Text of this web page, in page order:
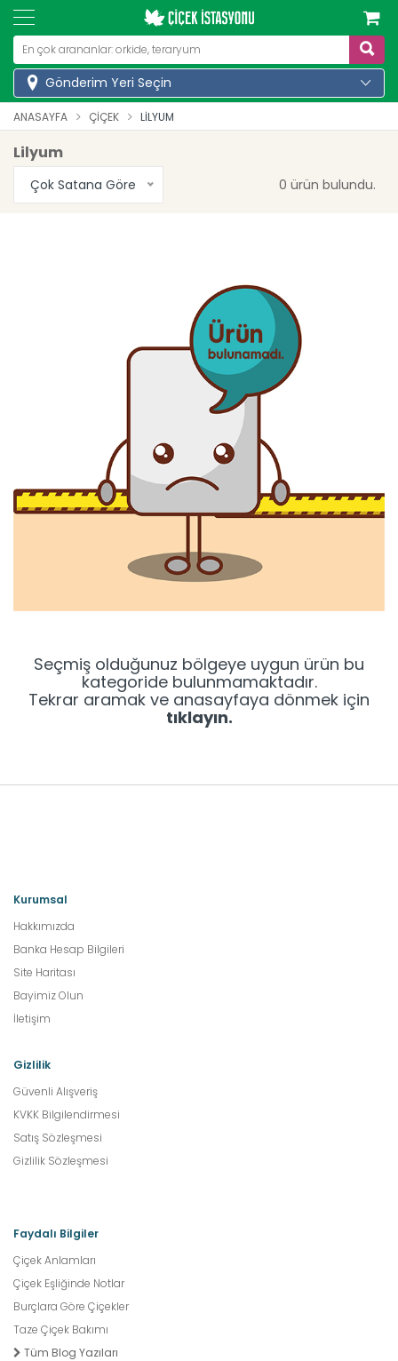
Gönderim Yeri Seçin
ANASAYFA ÇIÇEK LILYUM
Lilyum
Çok Satana Göre 0 ürün bulundu.
Seçmiş olduğunuz bölgeye uygun ürün bu
kategoride bulunmamaktadır.
Tekrar aramak ve anasayfaya dönmek için
tıklayın.
Kurumsal
Hakkımızda
Banka Hesap Bilgileri
Site Haritası
Bayimiz Olun
İletişim
Gizlilik
Güvenli Alışveriş
KVKK Bilgilendirmesi
Satış Sözleşmesi
Gizlilik Sözleşmesi
Faydalı Bilgiler
Çiçek Anlamları
Çiçek Eşliğinde Notlar
Burçlara Göre Çiçekler
Taze Çiçek Bakımı
Tüm Blog Yazıları